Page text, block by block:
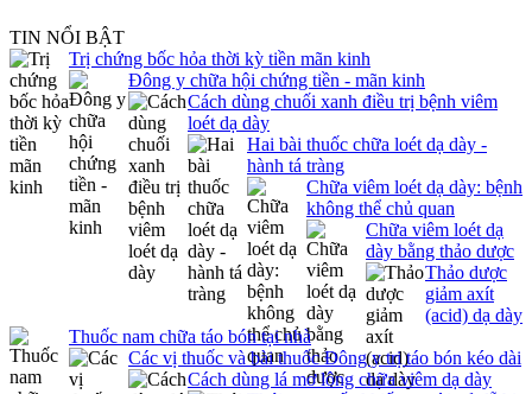
TIN NỔI BẬT
Trị chứng bốc hỏa thời kỳ tiền mãn kinh
Đông y chữa hội chứng tiền - mãn kinh
Cách dùng chuối xanh điều trị bệnh viêm
loét dạ dày
Hai bài thuốc chữa loét dạ dày -
hành tá tràng
Chữa viêm loét dạ dày: bệnh
không thể chủ quan
Chữa viêm loét dạ
dày bằng thảo dược
Thảo dược
giảm axít
(acid) dạ dày
Thuốc nam chữa táo bón tại nhà
Các vị thuốc và bài thuốc Đông y trị táo bón kéo dài
Cách dùng lá mơ lông chữa viêm dạ dày